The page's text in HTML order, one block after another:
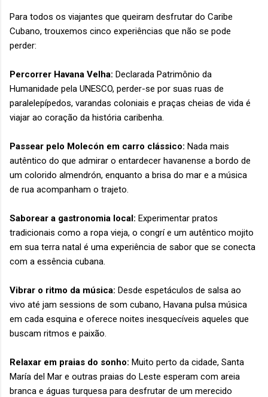
Para todos os viajantes que queiram desfrutar do Caribe
Cubano, trouxemos cinco experiências que não se pode
perder:
Percorrer Havana Velha: Declarada Patrimônio da
Humanidade pela UNESCO, perder-se por suas ruas de
paralelepípedos, varandas coloniais e praças cheias de vida é
viajar ao coração da história caribenha.
Passear pelo Molecón em carro clássico: Nada mais
autêntico do que admirar o entardecer havanense a bordo de
um colorido almendrón, enquanto a brisa do mar e a música
de rua acompanham o trajeto.
Saborear a gastronomia local: Experimentar pratos
tradicionais como a ropa vieja, o congrí e um autêntico mojito
em sua terra natal é uma experiência de sabor que se conecta
com a essência cubana.
Vibrar o ritmo da música: Desde espetáculos de salsa ao
vivo até jam sessions de som cubano, Havana pulsa música
em cada esquina e oferece noites inesquecíveis aqueles que
buscam ritmos e paixão.
Relaxar em praias do sonho: Muito perto da cidade, Santa
María del Mar e outras praias do Leste esperam com areia
branca e águas turquesa para desfrutar de um merecido